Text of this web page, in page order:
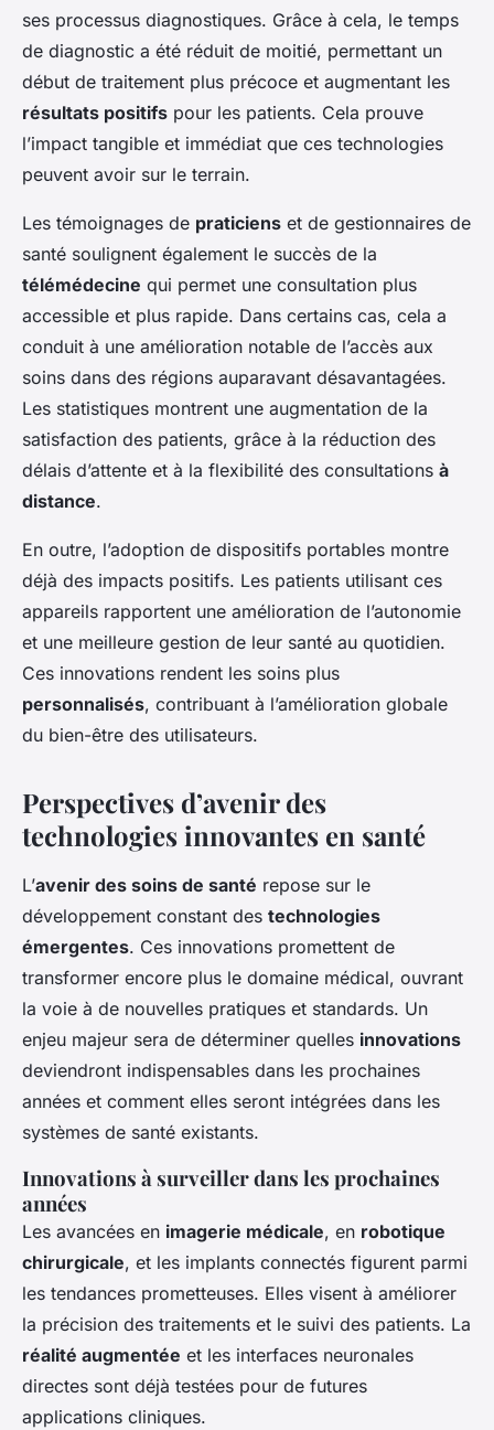
ses processus diagnostiques. Grâce à cela, le temps
de diagnostic a été réduit de moitié, permettant un
début de traitement plus précoce et augmentant les
résultats positifs pour les patients. Cela prouve
l’impact tangible et immédiat que ces technologies
peuvent avoir sur le terrain.
Les témoignages de praticiens et de gestionnaires de
santé soulignent également le succès de la
télémédecine qui permet une consultation plus
accessible et plus rapide. Dans certains cas, cela a
conduit à une amélioration notable de l’accès aux
soins dans des régions auparavant désavantagées.
Les statistiques montrent une augmentation de la
satisfaction des patients, grâce à la réduction des
délais d’attente et à la flexibilité des consultations à
distance.
En outre, l’adoption de dispositifs portables montre
déjà des impacts positifs. Les patients utilisant ces
appareils rapportent une amélioration de l’autonomie
et une meilleure gestion de leur santé au quotidien.
Ces innovations rendent les soins plus
personnalisés, contribuant à l’amélioration globale
du bien-être des utilisateurs.
Perspectives d’avenir des
technologies innovantes en santé
L’avenir des soins de santé repose sur le
développement constant des technologies
émergentes. Ces innovations promettent de
transformer encore plus le domaine médical, ouvrant
la voie à de nouvelles pratiques et standards. Un
enjeu majeur sera de déterminer quelles innovations
deviendront indispensables dans les prochaines
années et comment elles seront intégrées dans les
systèmes de santé existants.
Innovations à surveiller dans les prochaines
années
Les avancées en imagerie médicale, en robotique
chirurgicale, et les implants connectés figurent parmi
les tendances prometteuses. Elles visent à améliorer
la précision des traitements et le suivi des patients. La
réalité augmentée et les interfaces neuronales
directes sont déjà testées pour de futures
applications cliniques.